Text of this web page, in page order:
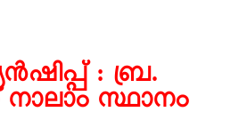
: ബ്ര.
സ്ഥാനം